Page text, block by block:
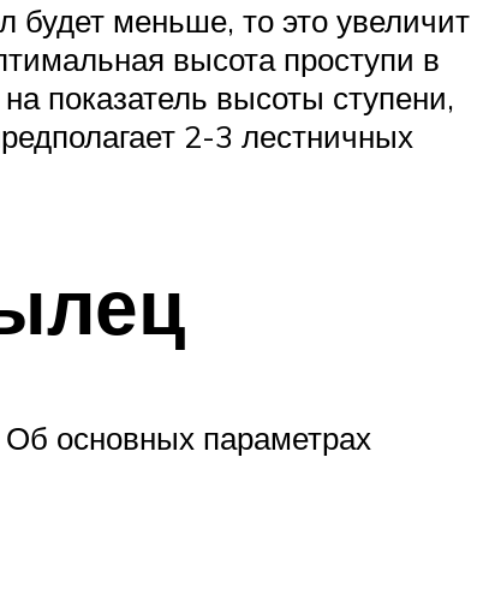
будет меньше, то это увеличит
высота проступи в
показатель высоты ступени,
2-3 лестничных
основных параметрах